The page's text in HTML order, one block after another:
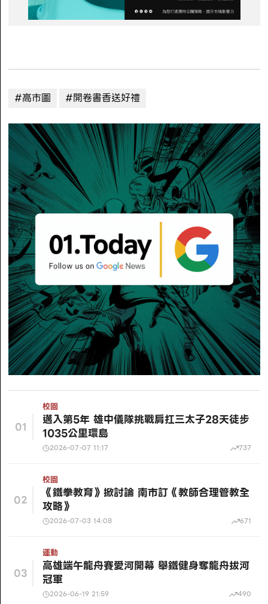
#高市圖 #開卷書香送好禮
01
校園
邁入第5年 雄中儀隊挑戰肩扛三太子28天徒步
1035公里環島
2026-07-07 11:17 737
02
校園
《鐵拳教育》掀討論 南市訂《教師合理管教全
攻略》
2026-07-03 14:08 671
03
運動
高雄端午龍舟賽愛河開幕 舉鐵健身奪龍舟拔河
冠軍
2026-06-19 21:59 490